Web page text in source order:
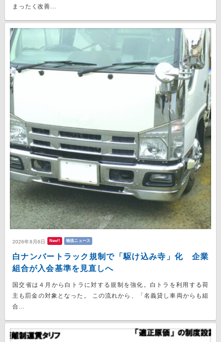
まったく改善...
2026年8月6日 New!! 物流ニュース
白ナンバートラック規制で「駆け込み寺」化 企業
組合が入会基準を見直しへ
国交省は４月から白トラに対する規制を強化。白トラを利用する荷
主も罰金の対象となった。 この流れから、「名義貸し車両からも組
合...